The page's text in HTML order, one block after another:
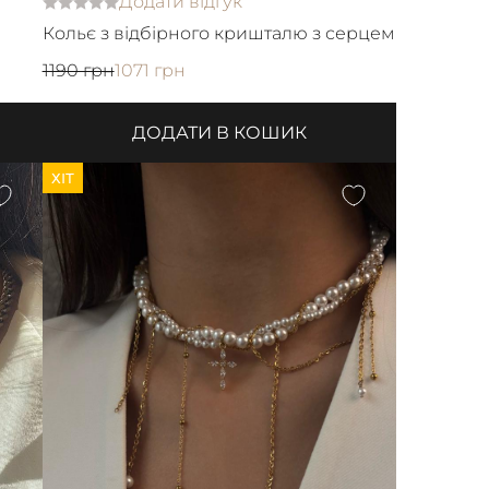
Кольє з відбірного кришталю з серцем
1190 грн1071 грн
ДОДАТИ В КОШИК
ХІТ